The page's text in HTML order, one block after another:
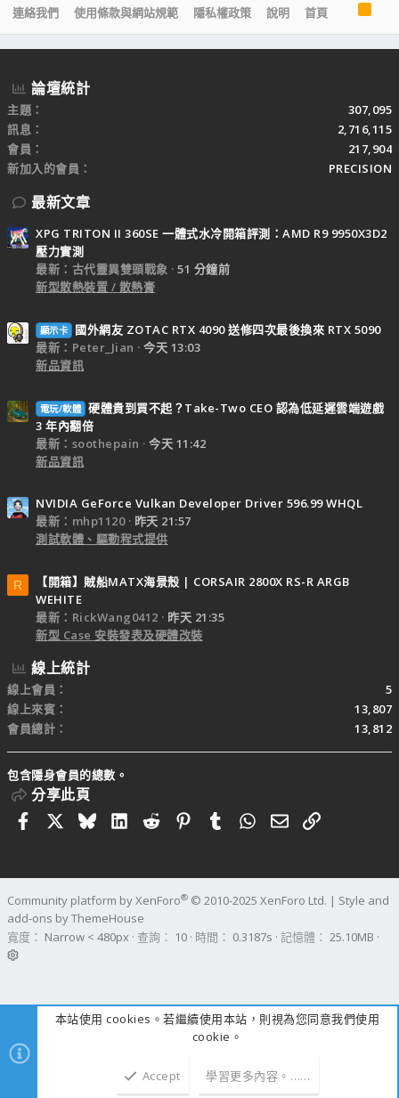
連絡我們
使用條款與網站規範 隱私權政策 說明 首頁
R
S
S
論壇統計
主題
307,095
訊息
2,716,115
會員
217,904
新加入的會員
PRECISION
最新文章
XPG TRITON II 360SE 一體式水冷開箱評測：AMD R9 9950X3D2
壓力實測
最新：古代靈異雙頭戰象
51 分鐘前
新型散熱裝置 / 散熱膏
顯示卡
國外網友 ZOTAC RTX 4090 送修四次最後換來 RTX 5090
最新：Peter_Jian
今天 13:03
新品資訊
電玩/軟體 硬體貴到買不起？Take-Two CEO 認為低延遲雲端遊戲
3 年內翻倍
最新：soothepain
今天 11:42
新品資訊
NVIDIA GeForce Vulkan Developer Driver 596.99 WHQL
最新：mhp1120
昨天 21:57
測試軟體、驅動程式提供
R
【開箱】賊船MATX海景殼 | CORSAIR 2800X RS-R ARGB
WEHITE
最新：RickWang0412
昨天 21:35
新型 Case 安裝發表及硬體改裝
線上統計
線上會員
5
線上來賓
13,807
會員總計
13,812
包含隱身會員的總數。
分享此頁
FacebookBlueskyLinkedIn
RedditPinterestTumblrWhatsApp
電子郵件
連結
Community platform by XenForo® © 2010-2025 XenForo Ltd. | Style and
add-ons by ThemeHouse
寬度
查詢 10 時間 0.3187s 記憶體 25.10MB
本站使用 cookies。若繼續使用本站，則視為您同意我們使用
cookie。
Accept 學習更多內容。……